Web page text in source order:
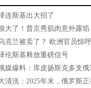
连斯基出大招了
大了！普京秀肌肉意外露馅
克兰被卖了？ 欧洲官员惊
伦斯基释放重磅信号
媒爆料：库皮扬斯克多支俄
清洗：2025年末，俄罗斯